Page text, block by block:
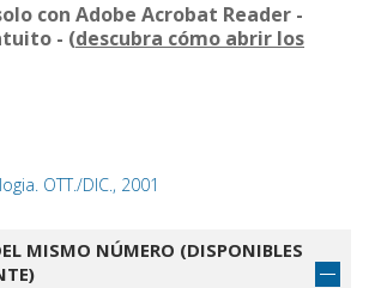
con Adobe Acrobat Reader -
- (descubra cómo abrir los
OTT./DIC., 2001
MISMO NÚMERO (DISPONIBLES